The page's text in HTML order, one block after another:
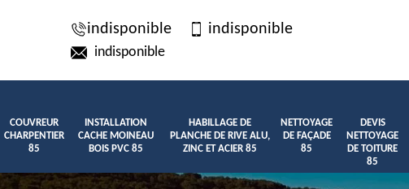
indisponible indisponible
indisponible
COUVREUR
CHARPENTIER
85
INSTALLATION
CACHE MOINEAU
BOIS PVC 85
HABILLAGE DE
PLANCHE DE RIVE ALU,
ZINC ET ACIER 85
NETTOYAGE
DE FAÇADE
85
DEVIS
NETTOYAGE
DE TOITURE
85